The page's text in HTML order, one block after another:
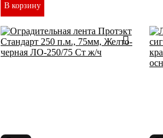
В корзину